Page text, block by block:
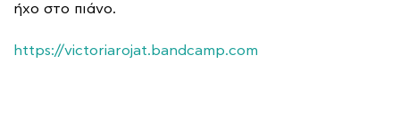
ήχο στο πιάνο.
https://victoriarojat.bandcamp.com